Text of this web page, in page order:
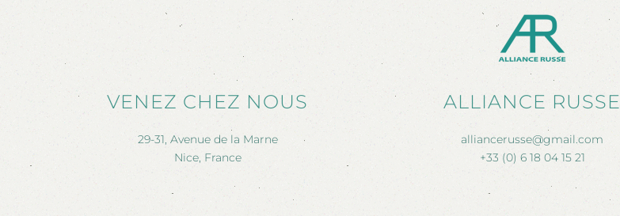
VENEZ CHEZ NOUS
29-31, Avenue de la Marne
Nice, France
ALLIANCE RUSSE
alliancerusse@gmail.com
+33 (0) 6 18 04 15 21